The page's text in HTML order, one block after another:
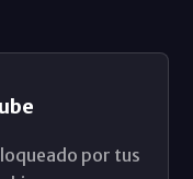
por tus